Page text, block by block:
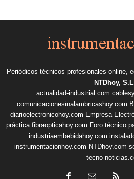
Periódicos técnicos profesionales online,
NTDhoy,
actualidad-industrial.com
comunicacionesinalambricashoy.com
diarioelectronicohoy.com Empresa
práctica fibraopticahoy.com Foro técnico
industriaembebidahoy.com
instrumentacionhoy.com NTDhoy.com
tecno-